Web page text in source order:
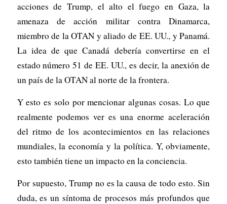
acciones de Trump, el alto el fuego en Gaza, la
amenaza de acción militar contra Dinamarca,
miembro de la OTAN y aliado de EE. UU., y Panamá.
La idea de que Canadá debería convertirse en el
estado número 51 de EE. UU., es decir, la anexión de
un país de la OTAN al norte de la frontera.
Y esto es solo por mencionar algunas cosas. Lo que
realmente podemos ver es una enorme aceleración
del ritmo de los acontecimientos en las relaciones
mundiales, la economía y la política. Y, obviamente,
esto también tiene un impacto en la conciencia.
Por supuesto, Trump no es la causa de todo esto. Sin
duda, es un síntoma de procesos más profundos que